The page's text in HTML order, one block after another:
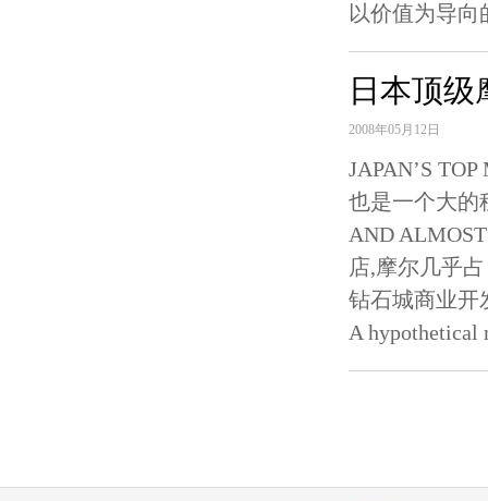
以价值为导
日本顶
2008年05月12日
JAPAN’S
也是一个大的
AND
店,摩尔几乎
钻石城商业
A hypothetical